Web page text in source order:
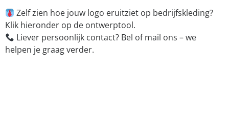
Zelf zien hoe jouw logo eruitziet op bedrijfskleding?
Klik hieronder op de ontwerptool.
Liever persoonlijk contact? Bel of mail ons – we
helpen je graag verder.